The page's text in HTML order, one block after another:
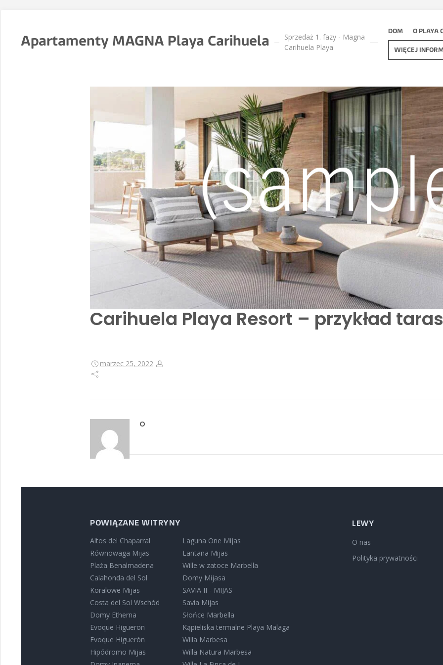
Apartamenty MAGNA Playa Carihuela
Sprzedaż 1. fazy - Magna
Carihuela Playa
DOM O PLAYA
WIĘCEJ
Carihuela Playa Resort – przykład
marzec 25, 2022
O
POWIĄZANE WITRYNY
Altos del Chaparral
Równowaga Mijas
Plaża Benalmadena
Calahonda del Sol
Koralowe Mijas
Costa del Sol Wschód
Domy Etherna
Evoque Higueron
Evoque Higuerón
Hipódromo Mijas
Laguna One Mijas
Lantana Mijas
Wille w zatoce Marbella
Domy Mijasa
SAVIA II - MIJAS
Savia Mijas
Słońce Marbella
Kąpieliska termalne Playa Malaga
Willa Marbesa
Willa Natura Marbesa
LEWY
O nas
Polityka prywatności